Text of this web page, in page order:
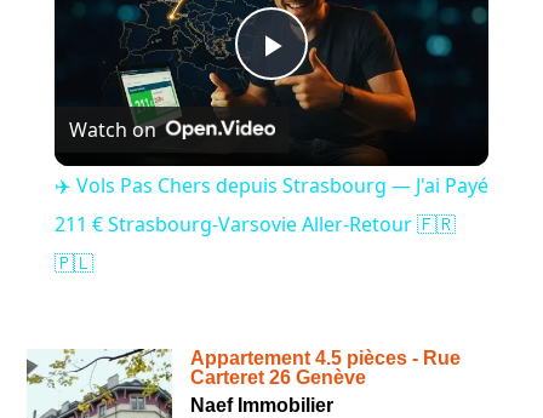
Play
Video
Watch on
✈️ Vols Pas Chers depuis Strasbourg — J'ai Payé
211 € Strasbourg-Varsovie Aller-Retour 🇫🇷
🇵🇱
Appartement 4.5 pièces - Rue
Carteret 26 Genève
Naef Immobilier